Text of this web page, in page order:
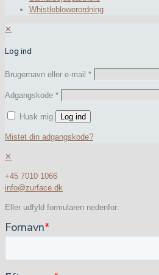
Whistleblowerordning
✕
Log ind
Brugernavn eller e-mail *
Adgangskode *
Husk mig Log ind
Mistet din adgangskode?
✕
+45 7010 1066
info@zurface.dk
Eller udfyld formularen nedenfor: